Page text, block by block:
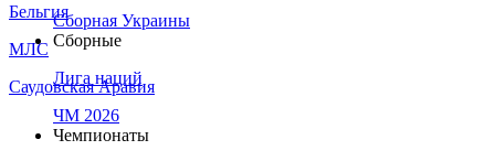
Бельгия
МЛС
Саудовская Аравия
Сборная Украины
Сборные
Лига наций
ЧМ 2026
Чемпионаты